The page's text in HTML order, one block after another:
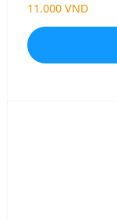
11.000 VND